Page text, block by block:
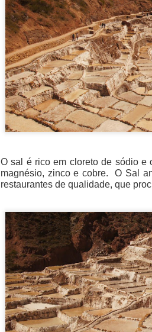
O sal é rico em cloreto de sódio e
magnésio, zinco e cobre.
O Sal
restaurantes de qualidade, que
da história
Desde o século XV, existia um
castelo barroco.
Em 1820, o castelo foi comprado